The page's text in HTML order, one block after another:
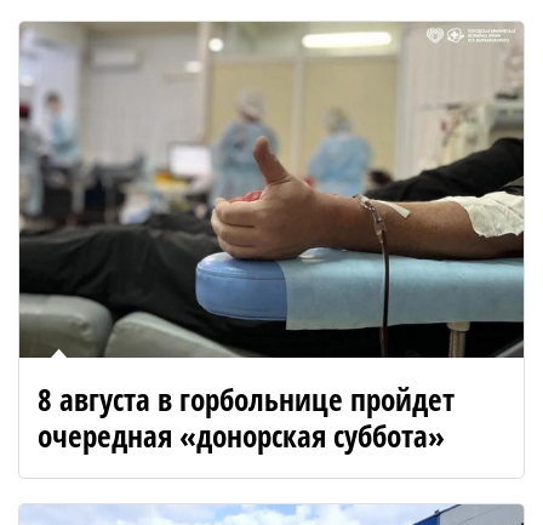
8 августа в горбольнице пройдет
очередная «донорская суббота»